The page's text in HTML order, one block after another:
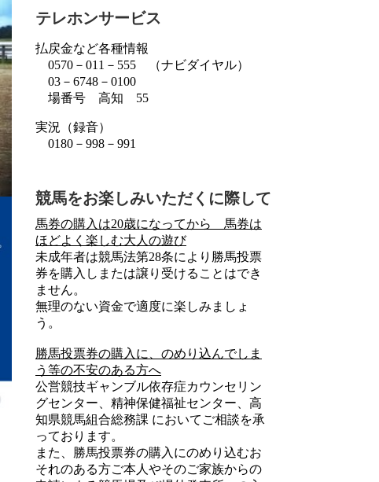
テレホンサービス
払戻金など各種情報
0570－011－555 （ナビダイヤル）
03－6748－0100
場番号 高知 55
実況（録音）
0180－998－991
競馬をお楽しみいただくに際して
馬券の購入は20歳になってから 馬券は
ほどよく楽しむ大人の遊び
未成年者は競馬法第28条により勝馬投票
券を購入しまたは譲り受けることはでき
ません。
無理のない資金で適度に楽しみましょ
う。
勝馬投票券の購入に、のめり込んでしま
う等の不安のある方へ
公営競技ギャンブル依存症カウンセリン
グセンター、精神保健福祉センター、高
知県競馬組合総務課 においてご相談を承
っております。
また、勝馬投票券の購入にのめり込むお
それのある方ご本人やそのご家族からの